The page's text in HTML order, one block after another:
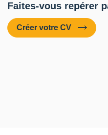
Faites-vous repérer
Créer votre CV